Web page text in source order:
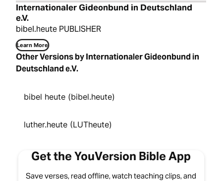
Internationaler Gideonbund in Deutschland
e.V.
bibel.heute PUBLISHER
Learn More
Other Versions by Internationaler Gideonbund in
Deutschland e.V.
bibel heute (bibel.heute)
luther.heute (LUTheute)
Get the YouVersion Bible App
Save verses, read offline, watch teaching clips, and